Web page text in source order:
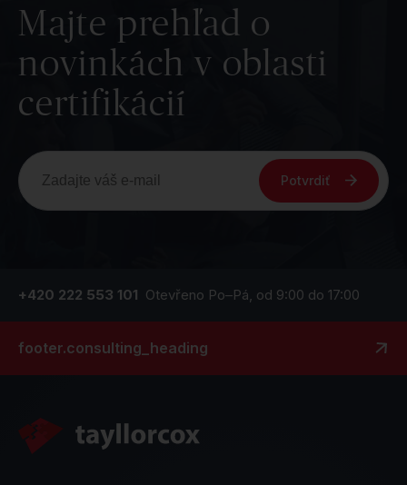
Majte prehľad o
novinkách v oblasti
certifikácií
Potvrdiť
+420 222 553 101 Otevřeno Po–Pá, od 9:00 do 17:00
footer.consulting_heading